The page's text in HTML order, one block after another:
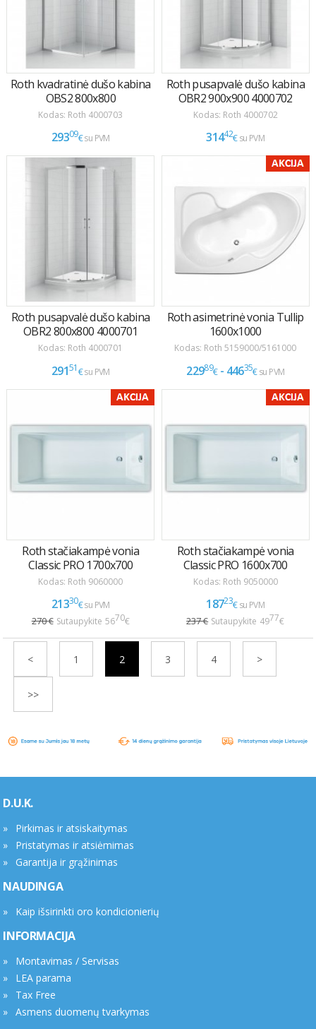
< 1 2 3 4 >
>>
D.U.K.
Pirkimas ir atsiskaitymas
Pristatymas ir atsiėmimas
Garantija ir grąžinimas
NAUDINGA
Kaip išsirinkti oro kondicionierių
INFORMACIJA
Montavimas / Servisas
LEA parama
Tax Free
Asmens duomenų tvarkymas